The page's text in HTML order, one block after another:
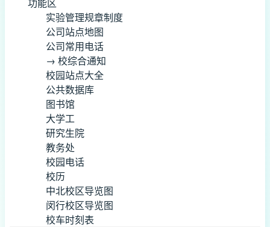
实验管理规章制度
公司站点地图
公司常用电话
→ 校综合通知
校园站点大全
公共数据库
图书馆
大学工
研究生院
教务处
校园电话
校历
中北校区导览图
闵行校区导览图
校车时刻表